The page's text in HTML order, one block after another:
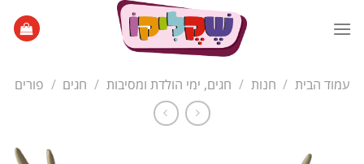
עמוד הבית / חנות / חגים, ימי הולדת ומסיבות / חגים / פורים